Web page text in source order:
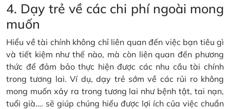
4. Dạy trẻ về các chi phí ngoài mong
muốn
Hiểu về tài chính không chỉ liên quan đến việc bạn tiêu gì
và tiết kiệm như thế nào, mà còn liên quan đến phương
thức để đảm bảo thực hiện được các nhu cầu tài chính
trong tương lai. Ví dụ, dạy trẻ sớm về các rủi ro không
mong muốn xảy ra trong tương lai như bệnh tật, tai nạn,
tuổi già…. sẽ giúp chúng hiểu được lợi ích của việc chuẩn